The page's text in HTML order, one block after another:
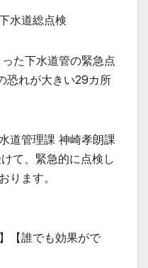
水道総点検
た下水道管の緊急点
恐れが大きい29カ所
道管理課 神崎孝朗課
て、緊急的に点検し
ります。
【誰でも効果がで